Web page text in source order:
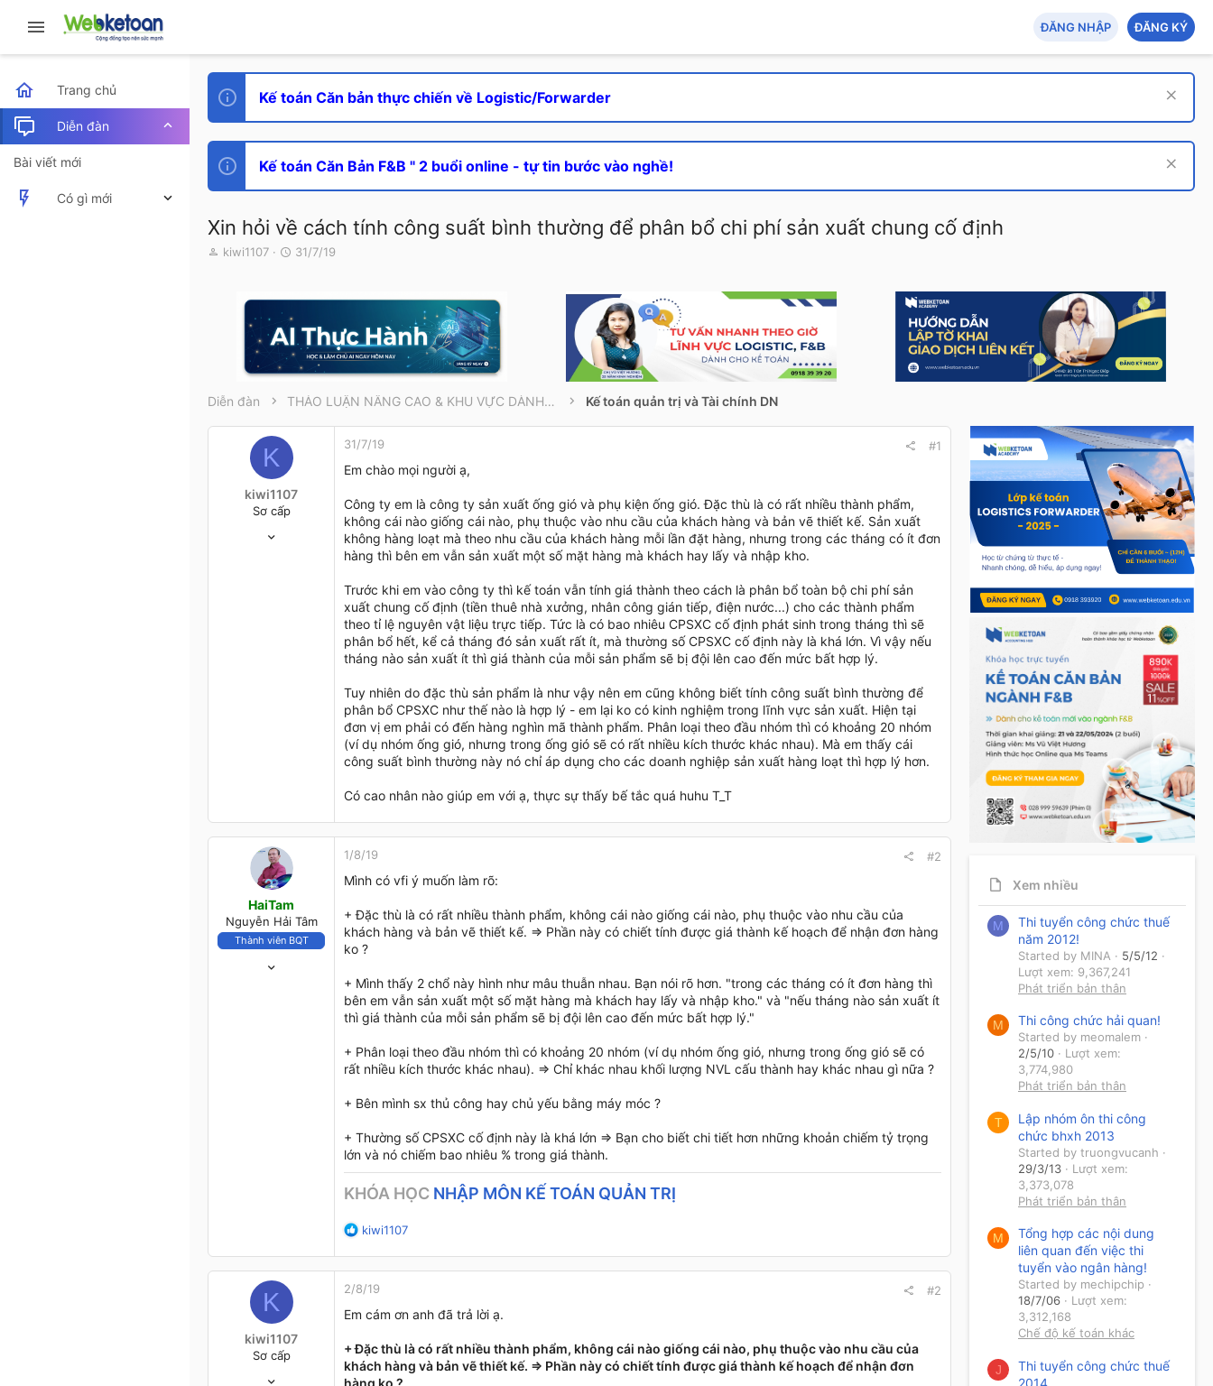
ĐĂNG NHẬP ĐĂNG KÝ
Trang chủ
Diễn đàn
Bài viết mới
Có gì mới
Kế toán Căn bản thực chiến về Logistic/Forwarder
Kế toán Căn Bản F&B " 2 buổi online - tự tin bước vào nghề!
Xin hỏi về cách tính công suất bình thường để phân bổ chi phí sản xuất chung cố định
T
r
e
kiwi1107
N
y
ử
i
31/7/19
Diễn đàn THẢO LUẬN NÂNG CAO & KHU VỰC DÀNH RIÊNG Kế toán quản trị và Tài chính DN
K
kiwi1107
Sơ cấp
31/7/19 #1
Em chào mọi người ạ,
Công ty em là công ty sản xuất ống gió và phụ kiện ống gió. Đặc thù là có rất nhiều thành phẩm,
không cái nào giống cái nào, phụ thuộc vào nhu cầu của khách hàng và bản vẽ thiết kế. Sản xuất
không hàng loạt mà theo nhu cầu của khách hàng mỗi lần đặt hàng, nhưng trong các tháng có ít đơn
hàng thì bên em vẫn sản xuất một số mặt hàng mà khách hay lấy và nhập kho.
Trước khi em vào công ty thì kế toán vẫn tính giá thành theo cách là phân bổ toàn bộ chi phí sản
xuất chung cố định (tiền thuê nhà xưởng, nhân công gián tiếp, điện nước...) cho các thành phẩm
theo tỉ lệ nguyên vật liệu trực tiếp. Tức là có bao nhiêu CPSXC cố định phát sinh trong tháng thì sẽ
phân bổ hết, kể cả tháng đó sản xuất rất ít, mà thường số CPSXC cố định này là khá lớn. Vì vậy nếu
tháng nào sản xuất ít thì giá thành của mỗi sản phẩm sẽ bị đội lên cao đến mức bất hợp lý.
Tuy nhiên do đặc thù sản phẩm là như vậy nên em cũng không biết tính công suất bình thường để
phân bổ CPSXC như thế nào là hợp lý - em lại ko có kinh nghiệm trong lĩnh vực sản xuất. Hiện tại
đơn vị em phải có đến hàng nghìn mã thành phẩm. Phân loại theo đầu nhóm thì có khoảng 20 nhóm
(ví dụ nhóm ống gió, nhưng trong ống gió sẽ có rất nhiều kích thước khác nhau). Mà em thấy cái
công suất bình thường này nó chỉ áp dụng cho các doanh nghiệp sản xuất hàng loạt thì hợp lý hơn.
Có cao nhân nào giúp em với ạ, thực sự thấy bế tắc quá huhu T_T
HaiTam
Nguyễn Hải Tâm
Thành viên BQT
1/8/19 #2
Mình có vfi ý muốn làm rõ:
+ Đặc thù là có rất nhiều thành phẩm, không cái nào giống cái nào, phụ thuộc vào nhu cầu của
khách hàng và bản vẽ thiết kế. => Phần này có chiết tính được giá thành kế hoạch để nhận đơn hàng
ko ?
+ Mình thấy 2 chổ này hình như mâu thuẫn nhau. Bạn nói rõ hơn. "trong các tháng có ít đơn hàng thì
bên em vẫn sản xuất một số mặt hàng mà khách hay lấy và nhập kho." và "nếu tháng nào sản xuất ít
thì giá thành của mỗi sản phẩm sẽ bị đội lên cao đến mức bất hợp lý."
+ Phân loại theo đầu nhóm thì có khoảng 20 nhóm (ví dụ nhóm ống gió, nhưng trong ống gió sẽ có
rất nhiều kích thước khác nhau). => Chỉ khác nhau khối lượng NVL cấu thành hay khác nhau gì nữa ?
+ Bên mình sx thủ công hay chủ yếu bằng máy móc ?
+ Thường số CPSXC cố định này là khá lớn => Bạn cho biết chi tiết hơn những khoản chiếm tỷ trọng
lớn và nó chiếm bao nhiêu % trong giá thành.
KHÓA HỌC NHẬP MÔN KẾ TOÁN QUẢN TRỊ
R
a
t
n
s
:
kiwi1107
K
kiwi1107
Sơ cấp
2/8/19 #2
Em cám ơn anh đã trả lời ạ.
+ Đặc thù là có rất nhiều thành phẩm, không cái nào giống cái nào, phụ thuộc vào nhu cầu của
khách hàng và bản vẽ thiết kế. => Phần này có chiết tính được giá thành kế hoạch để nhận đơn
hàng ko ?
Xem nhiều
M
Thi tuyển công chức thuế
năm 2012!
Started by MINA
5/5/12
Lượt xem: 9,367,241
Phát triển bản thân
M Thi công chức hải quan!
Started by meomalem
2/5/10
Lượt xem:
3,774,980
Phát triển bản thân
T
Lập nhóm ôn thi công
chức bhxh 2013
Started by truongvucanh
29/3/13
Lượt xem:
3,373,078
Phát triển bản thân
M
Tổng hợp các nội dung
liên quan đến việc thi
tuyển vào ngân hàng!
Started by mechipchip
18/7/06
Lượt xem:
3,312,168
Chế độ kế toán khác
J
Thi tuyển công chức thuế
2014